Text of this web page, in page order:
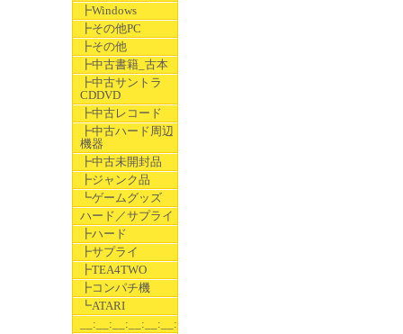
┣Windows
┣その他PC
┣その他
┣中古書籍_古本
┣中古サントラ
CDDVD
┣中古レコード
┣中古ハード周辺
機器
┣中古未開封品
┣ジャンク品
┗ゲームグッズ
ハード／サプライ
┣ハード
┣サプライ
┣TEA4TWO
┣コンパチ機
┗ATARI
__:__:__:__:__:__:__